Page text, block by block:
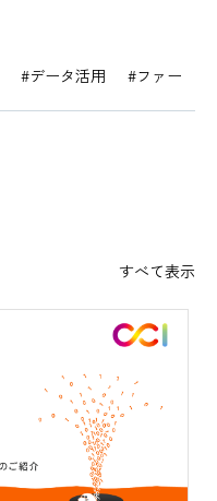
#データ活用
#ファー
すべて表示